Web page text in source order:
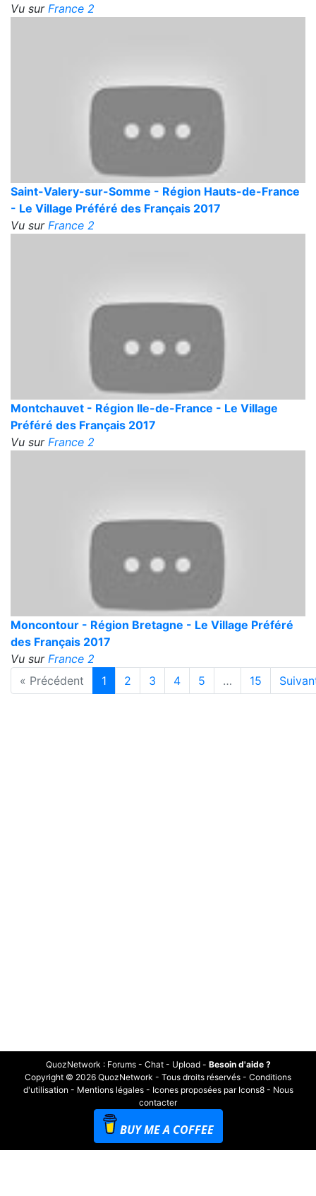
Vu sur France 2
Saint-Valery-sur-Somme - Région Hauts-de-France
- Le Village Préféré des Français 2017
Vu sur France 2
Montchauvet - Région Ile-de-France - Le Village
Préféré des Français 2017
Vu sur France 2
Moncontour - Région Bretagne - Le Village Préféré
des Français 2017
Vu sur France 2
« Précédent
1 2 3 4 5 … 15
QuozNetwork : Forums- Chat- Upload- Besoin d'aide ?
Copyright © 2026 QuozNetwork - Tous droits réservés - Conditions
d'utilisation - Mentions légales- Icones proposées par Icons8- Nous
contacter
BUY ME A COFFEE